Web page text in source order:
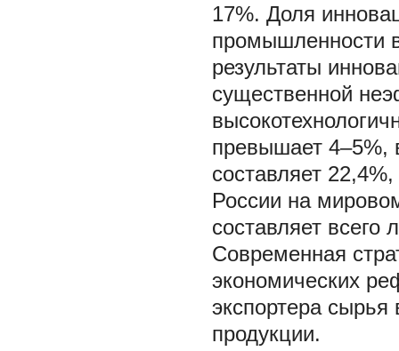
17%. Доля
промышленности
результаты
существенной
превышает 4–5%,
составляет
России на
составляет всего
Современная
экономических
экспортера сырья
продукции.